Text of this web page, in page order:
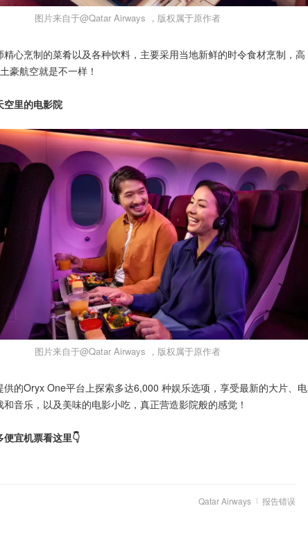
图片来自于@Qatar Airways ，版权属于原作者
精心烹制的菜肴以及各种饮料，主要采用当地新鲜的时令食材烹制，高
豪航空就是不一样！
空里的电影院
图片来自于@Qatar Airways ，版权属于原作者
供的Oryx One平台上探索多达6,000 种娱乐选项，享受最新的大片、电
音乐，以及美味的电影小吃，真正营造影院般的感觉！
宜机票看这里👇
报告错误
Qatar Airways